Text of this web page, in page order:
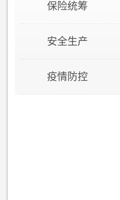
保险统筹
安全生产
疫情防控